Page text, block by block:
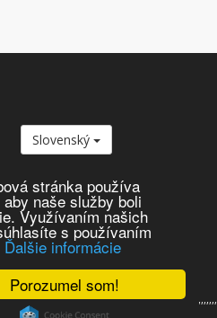
Porozumel som!
stránka používa
naše služby boli
Využívaním našich
s používaním
Ďalšie informácie
Slovenský